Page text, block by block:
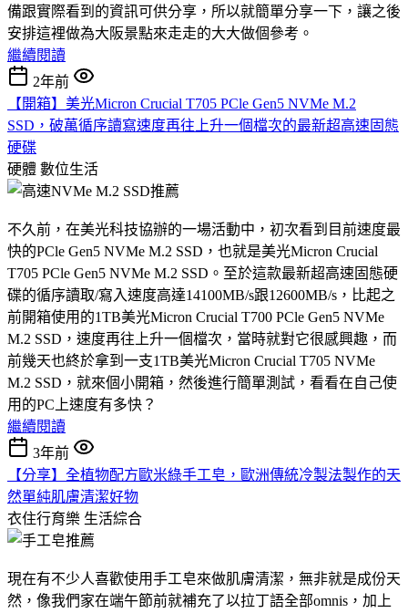
備跟實際看到的資訊可供分享，所以就簡單分享一下，讓之後
安排這裡做為大阪景點來走走的大大做個參考。
繼續閱讀
2年前
【開箱】美光Micron Crucial T705 PCle Gen5 NVMe M.2
SSD，破萬循序讀寫速度再往上升一個檔次的最新超高速固態
硬碟
硬體 數位生活
不久前，在美光科技協辦的一場活動中，初次看到目前速度最
快的PCle Gen5 NVMe M.2 SSD，也就是美光Micron Crucial
T705 PCle Gen5 NVMe M.2 SSD。至於這款最新超高速固態硬
碟的循序讀取/寫入速度高達14100MB/s跟12600MB/s，比起之
前開箱使用的1TB美光Micron Crucial T700 PCle Gen5 NVMe
M.2 SSD，速度再往上升一個檔次，當時就對它很感興趣，而
前幾天也終於拿到一支1TB美光Micron Crucial T705 NVMe
M.2 SSD，就來個小開箱，然後進行簡單測試，看看在自己使
用的PC上速度有多快？
繼續閱讀
3年前
【分享】全植物配方歐米綠手工皂，歐洲傳統冷製法製作的天
然單純肌膚清潔好物
衣住行育樂 生活綜合
現在有不少人喜歡使用手工皂來做肌膚清潔，無非就是成份天
然，像我們家在端午節前就補充了以拉丁語全部omnis，加上